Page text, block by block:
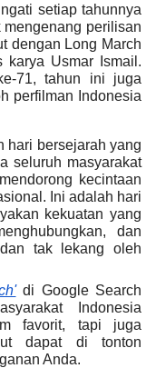
setiap tahunnya
perilisan
dengan Long March
Usmar Ismail.
71, tahun ini juga
perfilman Indonesia
hari bersejarah yang
seluruh masyarakat
kecintaan
Ini adalah hari
kekuatan yang
dan
tak lekang oleh
di Google Search
Indonesia
favorit, tapi juga
dapat di tonton
Anda.